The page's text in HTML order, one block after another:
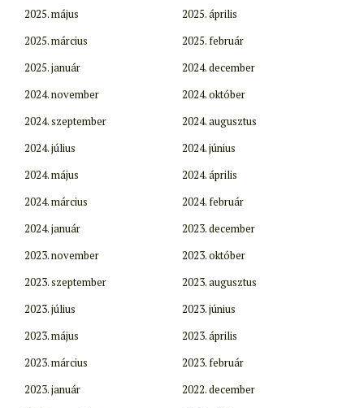
2025. május
2025. április
2025. március
2025. február
2025. január
2024. december
2024. november
2024. október
2024. szeptember
2024. augusztus
2024. július
2024. június
2024. május
2024. április
2024. március
2024. február
2024. január
2023. december
2023. november
2023. október
2023. szeptember
2023. augusztus
2023. július
2023. június
2023. május
2023. április
2023. március
2023. február
2023. január
2022. december